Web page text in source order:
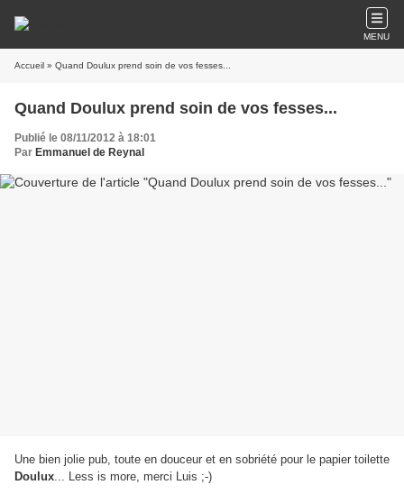
MENU
Accueil » Quand Doulux prend soin de vos fesses...
Quand Doulux prend soin de vos fesses...
Publié le 08/11/2012 à 18:01
Par Emmanuel de Reynal
Une bien jolie pub, toute en douceur et en sobriété pour le papier toilette
Doulux... Less is more, merci Luis ;-)